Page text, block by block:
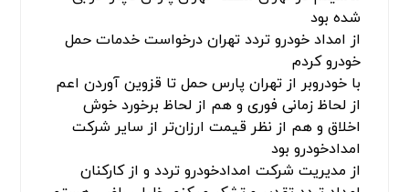
فرنام گفت:
ماشینم در تهران ساعت‌های بامدادی به مشکل
برخورده بود جهت کمک رسانی با امدادخودرو تردد
تماس و درخواست امداد رسانی کردم در کمترین
زمان رفع عیوب نمودن خدماتشان رضایت بخش بود
برای پاسخ دادن وارد شوید